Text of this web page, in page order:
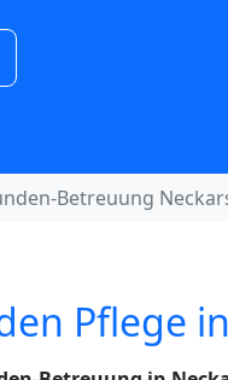
Betreuung
Pflege